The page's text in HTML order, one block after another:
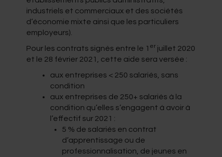
industriels et commerciaux et des sociétés
d’économie mixte ainsi que les particuliers
employeurs).
Pour les contrats signés entre le 1 er juillet 2020
et le 28 février 2021, cette aide sera versée :
aux entreprises < 250 salariés, sans
condition
aux entreprises de 250+ salariés à la
condition qu’elles s’engagent à avoir à
l’effectif sur 2021 :
5 % de salariés en contrat
d’apprentissage ou de
professionnalisation, de jeunes en